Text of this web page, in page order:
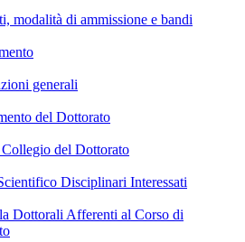
modalità di ammissione e bandi
generali
del Dottorato
del Dottorato
Disciplinari Interessati
Dottorali Afferenti al Corso di